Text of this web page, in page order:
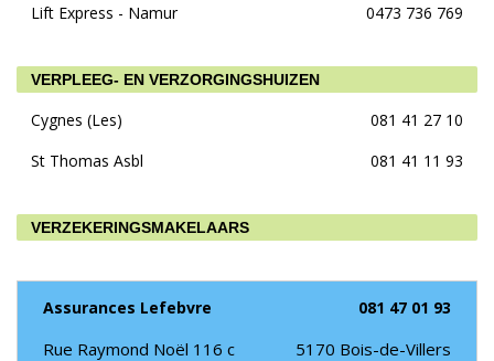
Lift Express - Namur 0473 736 769
VERPLEEG- EN VERZORGINGSHUIZEN
Cygnes (Les)
081 41 27 10
St Thomas Asbl
081 41 11 93
VERZEKERINGSMAKELAARS
Assurances Lefebvre 081 47 01 93
Rue Raymond Noël 116 c 5170 Bois-de-Villers